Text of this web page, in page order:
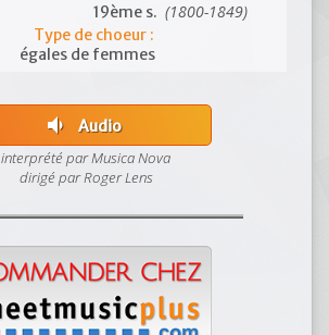
19ème s. (1800-1849)
Type de choeur :
égales de femmes
volume_down
Audio
interprété par Musica Nova
dirigé par Roger Lens